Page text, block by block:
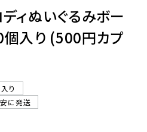
ドィぬいぐるみボー
入り (500円カプ
り
に発送